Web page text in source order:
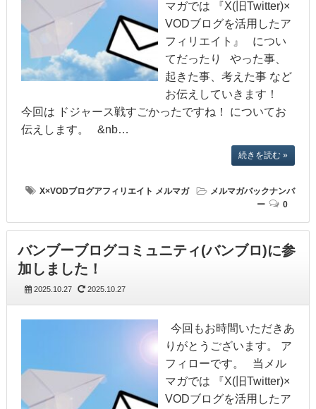
マガでは 『X(旧Twitter)×
VODブログを活用したア
フィリエイト』 につい
てだったり やった事、
起きた事、考えた事 など
お伝えしていきます！
今回は ドジャース戦すごかったですね！ についてお
伝えします。 &nb…
続きを読む »
X×VODブログアフィリエイト メルマガ
メルマガバックナンバ
ー
0
バンブーブログコミュニティ(バンブロ)に参
加しました！
2025.10.27 2025.10.27
今回もお時間いただきあ
りがとうございます。 ア
フィローです。 当メル
マガでは 『X(旧Twitter)×
VODブログを活用したア